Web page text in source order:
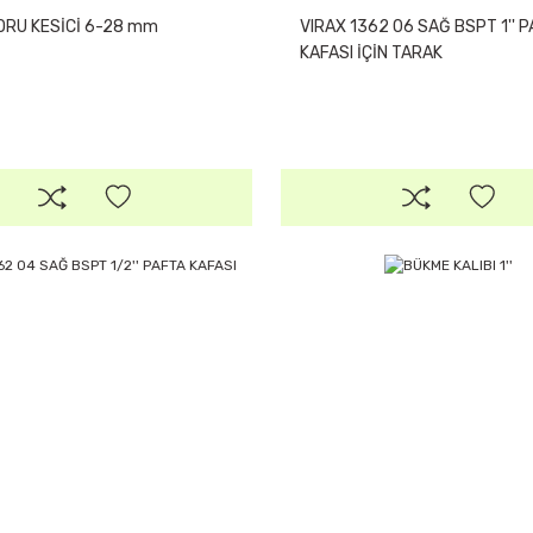
KESİCİ 6-28 mm
VIRAX 1362 06 SAĞ BSPT 1''
KAFASI İÇİN TARAK